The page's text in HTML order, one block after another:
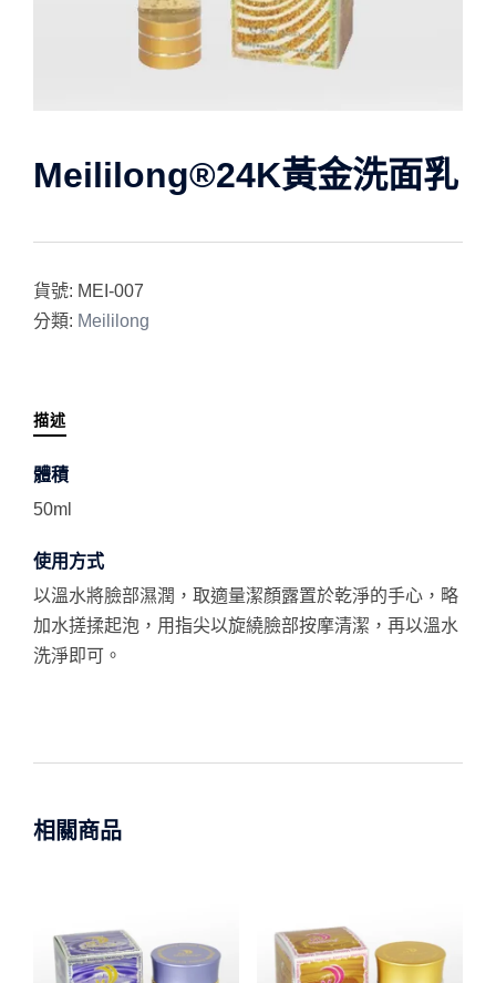
Meililong®24K黃金洗面乳
貨號: MEI-007
分類: Meililong
描述
體積
50ml
使用方式
以溫水將臉部濕潤，取適量潔顏露置於乾淨的手心，略
加水搓揉起泡，用指尖以旋繞臉部按摩清潔，再以溫水
洗淨即可。
相關商品